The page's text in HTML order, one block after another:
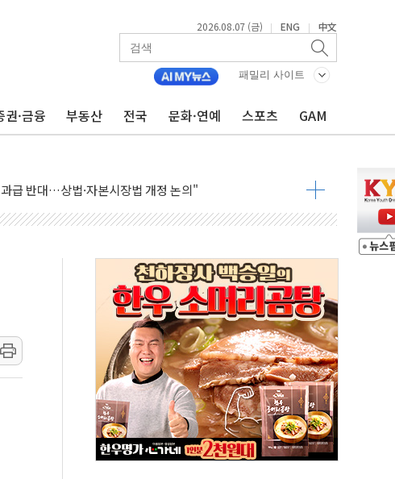
2026.08.07 (금) | ENG | 中文
패밀리 사이트
권·금융 부동산 전국 문화·연예 스포츠 GAM
황 재회…로봇·AI 데이터센터·모빌리티 구체화
급 반대…상법·자본시장법 개정 논의"
주 차익실현 속 혼조세...웨스턴디지털·샌디스크↓
화·호르무즈 재개방 기대에 강세
적 호조까지, 상승...호실적 보고 기업 상승세 뚜렷
민간인 '사파리' 공격… 시민들 공포감 극대화 전략
임시 주총 기대감에 홀로 상한가…마진 잔액은 사상 최고
레버리지 위험수위…숨은 차입이 더 큰 변수"
상…대응 1단계 진압 중
손봐야, 경쟁상대 中과 비교해야"
함께하는 '선봉'의 대민 봉사
탄도미사일 1발 발사… 올해 10번째·42일 만 도발